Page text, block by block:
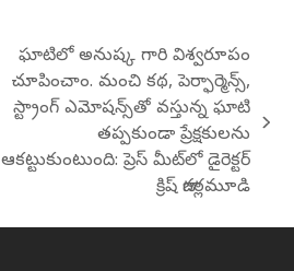
post:
ఘాటిలో అనుష్క గారి విశ్వరూపం
చూపించాం. మంచి కథ, పెర్ఫార్మెన్స్,
స్ట్రాంగ్ ఎమోషన్స్‌తో వస్తున్న ఘాటి
తప్పకుండా ప్రేక్షకులను
ఆకట్టుకుంటుంది: ప్రెస్ మీట్‌లో డైరెక్టర్
క్రిష్ జాగర్లమూడి